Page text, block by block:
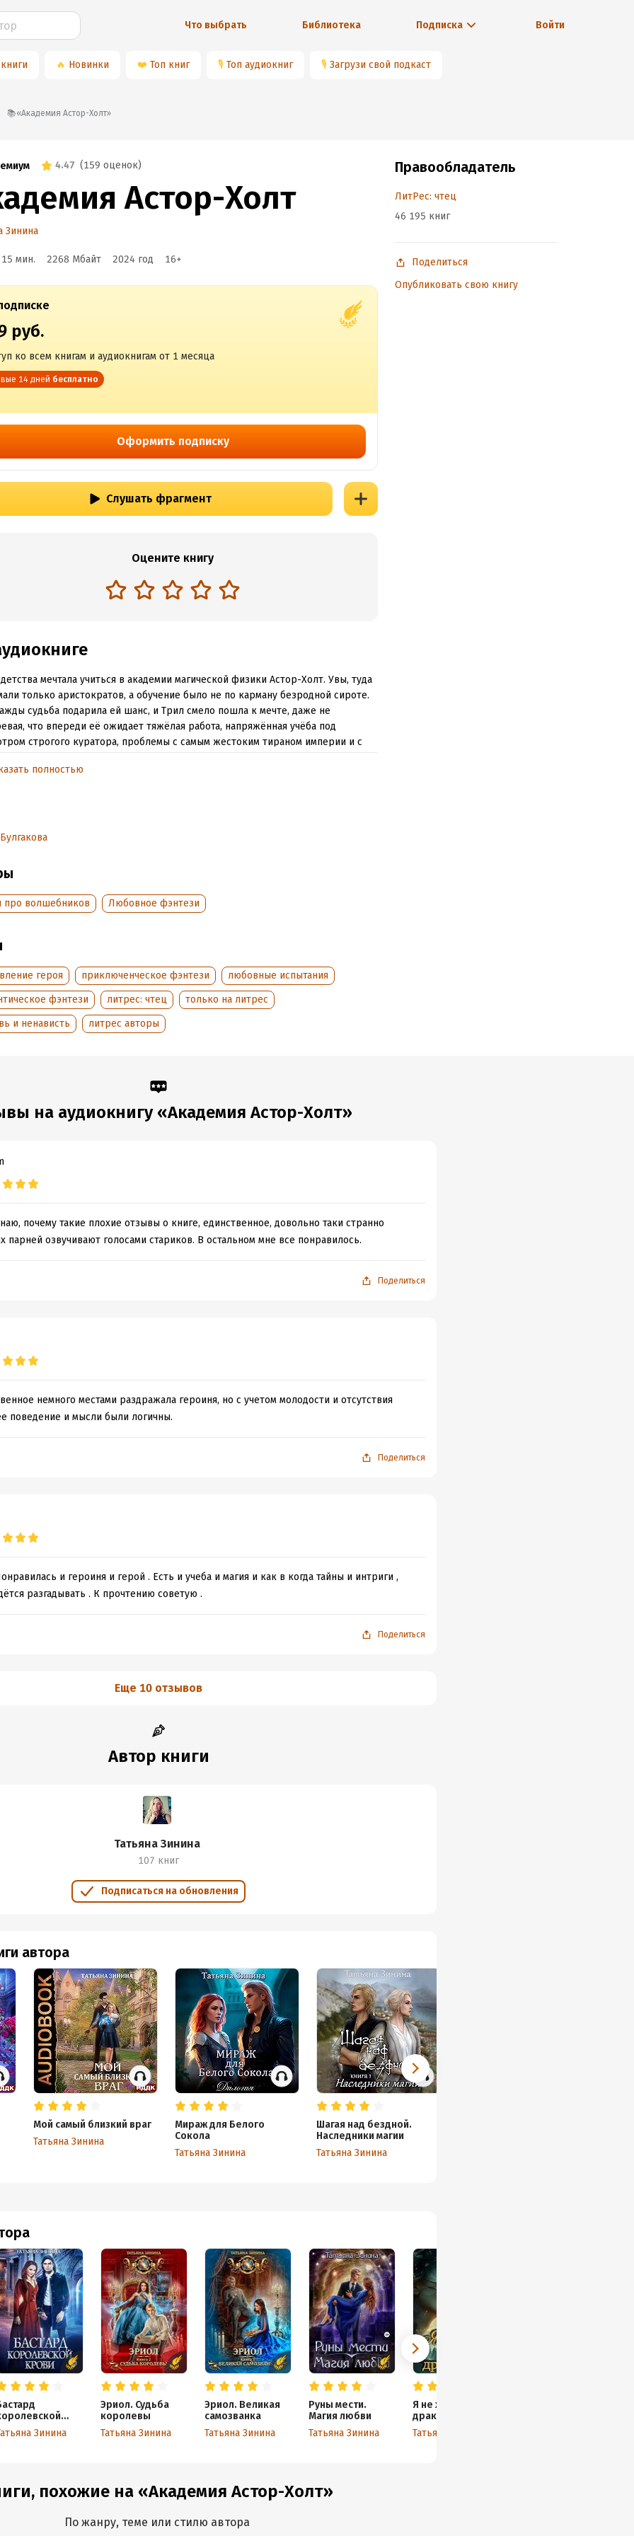
Что выбрать Библиотека Подписка Войти
🔥 Новинки ❤️ Топ книг 🎙 Топ аудиокниг 🎙 Загрузи свой подкаст
📚«Академия Астор-Холт»
4.47 (159 оценок)
Астор-Холт
Зинина
15 мин. 2268 Мбайт 2024 год 16+
руб.
ко всем книгам и аудиокнигам от 1 месяца
14 дней бесплатно
Оформить подписку
Слушать фрагмент
Оцените книгу
мечтала учиться в академии магической физики Астор-Холт. Увы, туда
только аристократов, а обучение было не по карману безродной сироте.
судьба подарила ей шанс, и Трил смело пошла к мечте, даже не
что впереди её ожидает тяжёлая работа, напряжённая учёба под
строгого куратора, проблемы с самым жестоким тираном империи и с
против воли окажется втянута в грязную борьбу за власть, где на кону
информация
20 июля 2024
полностью
про волшебников Любовное фэнтези
героя приключенческое фэнтези
любовные испытания
фэнтези
литрес: чтец
только на литрес
и ненависть
литрес авторы
Правообладатель
ЛитРес: чтец
46 195 книг
Поделиться
Опубликовать свою книгу
на аудиокнигу «Академия Астор-Холт»
почему такие плохие отзывы о книге, единственное, довольно таки странно
парней озвучивают голосами стариков. В остальном мне все понравилось.
Поделиться
немного местами раздражала героиня, но с учетом молодости и отсутствия
поведение и мысли были логичны.
Поделиться
и героиня и герой . Есть и учеба и магия и как в когда тайны и интриги ,
разгадывать . К прочтению советую .
Поделиться
Еще 10 отзывов
Автор книги
Татьяна Зинина
107 книг
Подписаться на обновления
Зинина
Эриол. Судьба
королевы
Татьяна Зинина
Эриол. Великая
самозванка
Татьяна Зинина
Руны мести.
Магия любви
Татьяна Зинина
Я не хочу быть
драконом!
Татьяна Зинина
автора
Мой самый близкий враг
Татьяна Зинина
Мираж для Белого
Сокола
Татьяна Зинина
Шагая над бездной.
Наследники магии
Татьяна Зинина
похожие на «Академия Астор-Холт»
По жанру, теме или стилю автора